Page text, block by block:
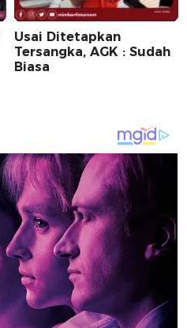
Usai Ditetapkan
Tersangka, AGK : Sudah
Biasa